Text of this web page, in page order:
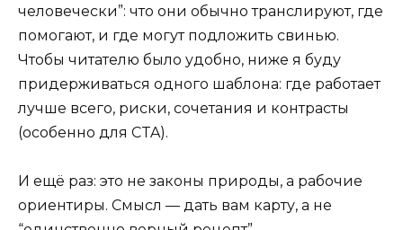
человечески”: что они обычно транслируют, где
помогают, и где могут подложить свинью.
Чтобы читателю было удобно, ниже я буду
придерживаться одного шаблона: где работает
лучше всего, риски, сочетания и контрасты
(особенно для CTA).
И ещё раз: это не законы природы, а рабочие
ориентиры. Смысл — дать вам карту, а не